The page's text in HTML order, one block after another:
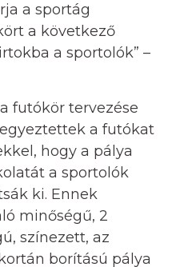
a sportág
a következő
a sportolók” –
futókör tervezése
a futókat
hogy a pálya
a sportolók
ki. Ennek
minőségű, 2
színezett, az
borítású pálya